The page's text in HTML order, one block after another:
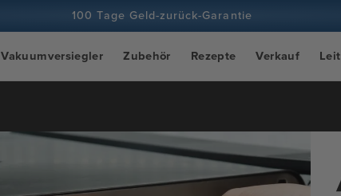
100 Tage Geld-zurück-Garantie
Vakuumversiegler Zubehör Rezepte Verkauf